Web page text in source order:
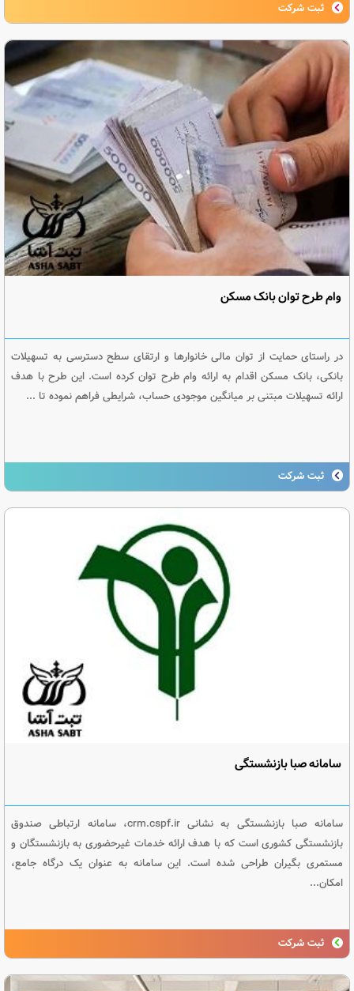
ثبت شرکت
وام طرح توان بانک مسکن
در راستای حمایت از توان مالی خانوارها و ارتقای سطح دسترسی به تسهیلات
بانکی، بانک مسکن اقدام به ارائه وام طرح توان کرده است. این طرح با هدف
ارائه تسهیلات مبتنی بر میانگین موجودی حساب، شرایطی فراهم نموده تا ...
ثبت شرکت
سامانه صبا بازنشستگی
سامانه صبا بازنشستگی به نشانی crm.cspf.ir، سامانه ارتباطی صندوق
بازنشستگی کشوری است که با هدف ارائه خدمات غیرحضوری به بازنشستگان و
مستمری بگیران طراحی شده است. این سامانه به عنوان یک درگاه جامع،
امکان...
ثبت شرکت